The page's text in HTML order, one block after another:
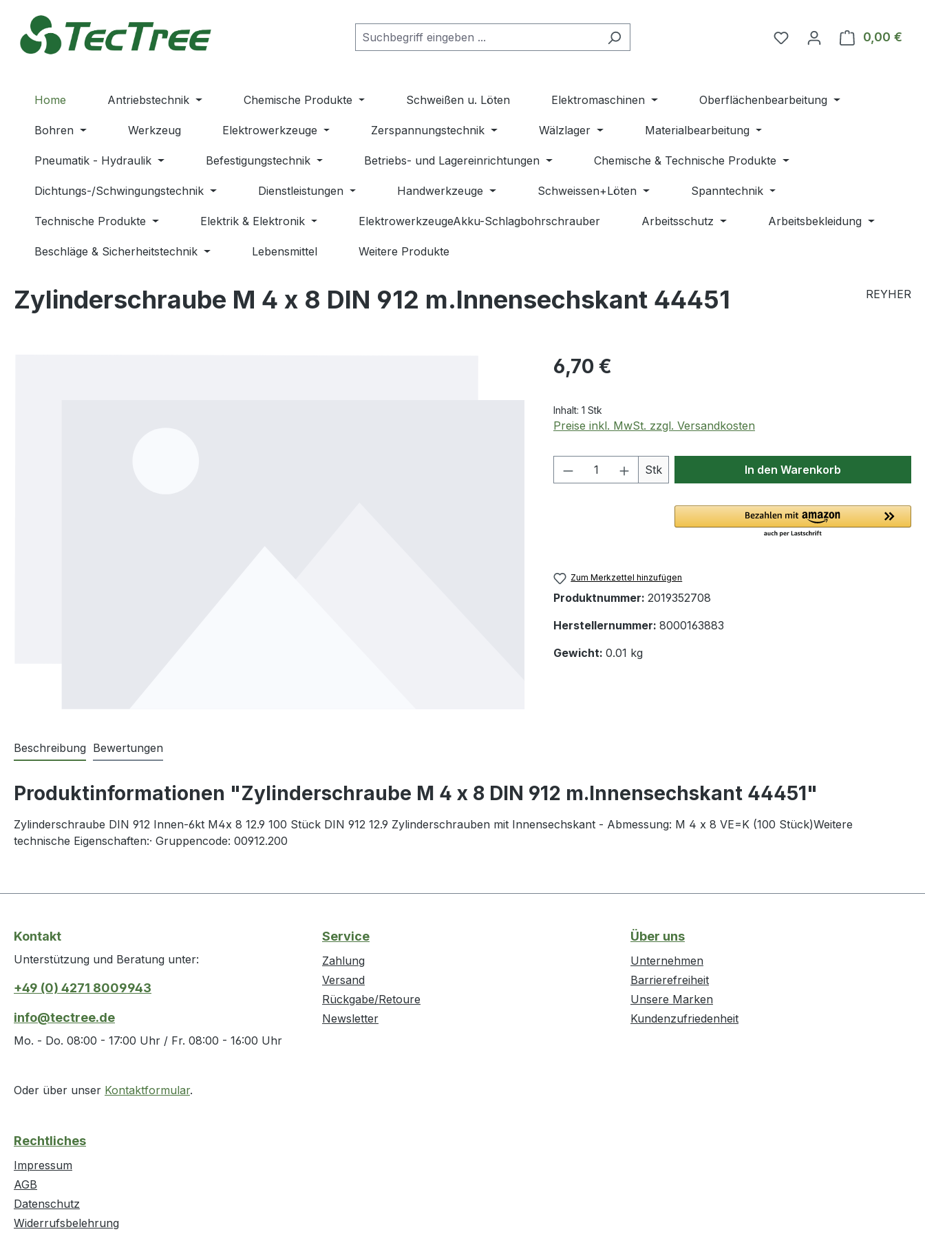
Hauptinhalt springen
Zur Suche springen
Zur Hauptnavigation springen
Du hast 0 Produkte auf
0,00 €
Home Antriebstechnik Chemische Produkte Schweißen u. Löten Elektromaschinen Oberflächenbearbeitung
Bohren Werkzeug Elektrowerkzeuge Zerspannungstechnik Wälzlager Materialbearbeitung
Pneumatik - Hydraulik Befestigungstechnik Betriebs- und Lagereinrichtungen Chemische & Technische Produkte
Dichtungs-/Schwingungstechnik Dienstleistungen Handwerkzeuge Schweissen+Löten Spanntechnik
Technische Produkte Elektrik & Elektronik ElektrowerkzeugeAkku-Schlagbohrschrauber Arbeitsschutz Arbeitsbekleidung
Beschläge & Sicherheitstechnik Lebensmittel Weitere Produkte
Zylinderschraube M 4 x 8 DIN 912 m.Innensechskant 44451 REYHER
Regulärer Preis:
6,70 €
Inhalt: 1 Stk
Preise inkl. MwSt. zzgl. Versandkosten
Produkt Anzahl: Gib den gewünschten Wert
Stk In den Warenkorb
Zum Merkzettel hinzufügen
Produktnummer: 2019352708
Herstellernummer: 8000163883
Gewicht: 0.01 kg
Beschreibung Bewertungen
Produktinformationen "Zylinderschraube M 4 x 8 DIN 912 m.Innensechskant 44451"
Zylinderschraube DIN 912 Innen-6kt M4x 8 12.9 100 Stück DIN 912 12.9 Zylinderschrauben mit Innensechskant - Abmessung: M 4 x 8 VE=K (100 Stück)Weitere
technische Eigenschaften:· Gruppencode: 00912.200
Kontakt
Unterstützung und Beratung unter:
+49 (0) 4271 8009943
info@tectree.de
Mo. - Do. 08:00 - 17:00 Uhr / Fr. 08:00 - 16:00 Uhr
Oder über unser Kontaktformular.
Service
Zahlung
Versand
Rückgabe/Retoure
Newsletter
Über uns
Unternehmen
Barrierefreiheit
Unsere Marken
Kundenzufriedenheit
Rechtliches
Impressum
AGB
Datenschutz
Widerrufsbelehrung